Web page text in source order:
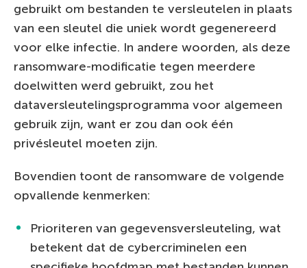
gebruikt om bestanden te versleutelen in plaats
van een sleutel die uniek wordt gegenereerd
voor elke infectie. In andere woorden, als deze
ransomware-modificatie tegen meerdere
doelwitten werd gebruikt, zou het
dataversleutelingsprogramma voor algemeen
gebruik zijn, want er zou dan ook één
privésleutel moeten zijn.
Bovendien toont de ransomware de volgende
opvallende kenmerken:
Prioriteren van gegevensversleuteling, wat
betekent dat de cybercriminelen een